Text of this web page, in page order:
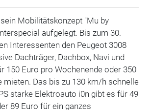
Mobilitätskonzept "Mu by
aufgelegt. Bis zum 30.
Interessenten den Peugeot 3008
Dachträger, Dachbox, Navi und
150 Euro pro Wochenende oder 350
mieten. Das bis zu 130 km/h schnelle
starke Elektroauto i0n gibt es für 49
89 Euro für ein ganzes